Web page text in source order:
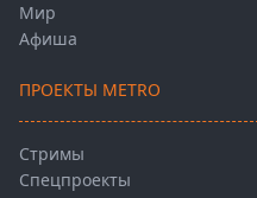
Мир
Афиша
ПРОЕКТЫ METRO
Стримы
Спецпроекты